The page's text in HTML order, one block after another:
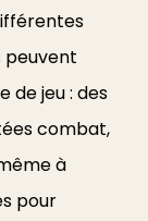
peuvent
de jeu : des
combat,
à
pour